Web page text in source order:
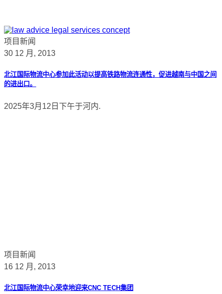
项目新闻
30 12 月, 2013
北江国际物流中心参加此活动以提高铁路物流连通性，促进越南与中国之间
的进出口。
2025年3月12日下午于河内.
项目新闻
16 12 月, 2013
北江国际物流中心荣幸地迎来CNC TECH集团